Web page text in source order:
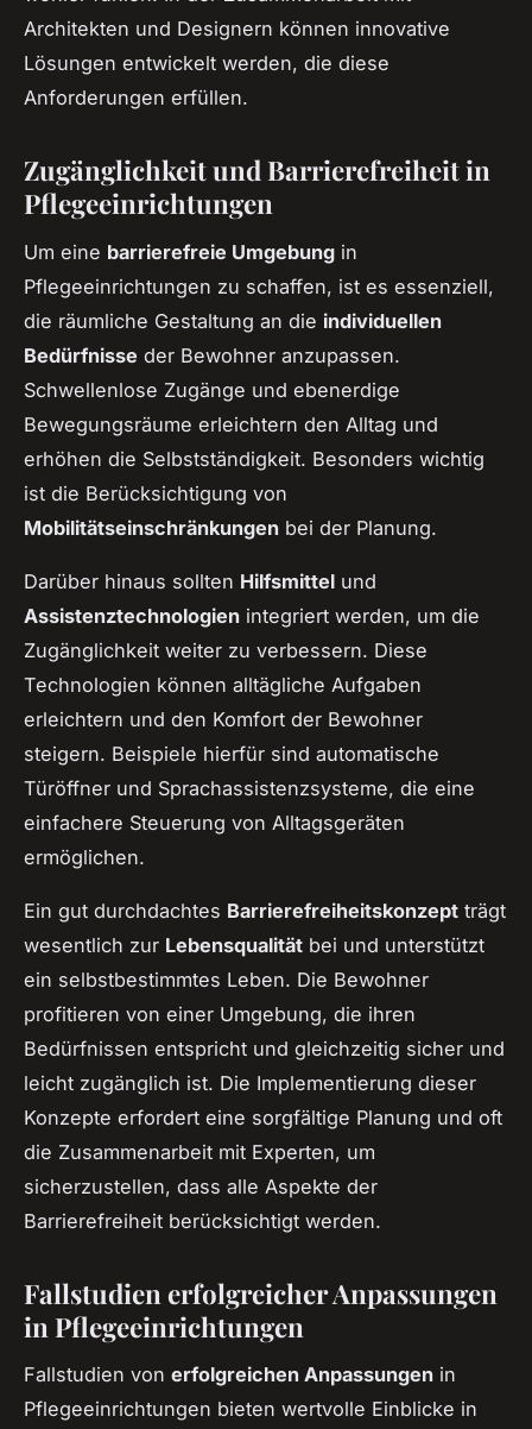
Architekten und Designern können innovative
Lösungen entwickelt werden, die diese
Anforderungen erfüllen.
Zugänglichkeit und Barrierefreiheit in
Pflegeeinrichtungen
Um eine barrierefreie Umgebung in
Pflegeeinrichtungen zu schaffen, ist es essenziell,
die räumliche Gestaltung an die individuellen
Bedürfnisse der Bewohner anzupassen.
Schwellenlose Zugänge und ebenerdige
Bewegungsräume erleichtern den Alltag und
erhöhen die Selbstständigkeit. Besonders wichtig
ist die Berücksichtigung von
Mobilitätseinschränkungen bei der Planung.
Darüber hinaus sollten Hilfsmittel und
Assistenztechnologien integriert werden, um die
Zugänglichkeit weiter zu verbessern. Diese
Technologien können alltägliche Aufgaben
erleichtern und den Komfort der Bewohner
steigern. Beispiele hierfür sind automatische
Türöffner und Sprachassistenzsysteme, die eine
einfachere Steuerung von Alltagsgeräten
ermöglichen.
Ein gut durchdachtes Barrierefreiheitskonzept trägt
wesentlich zur Lebensqualität bei und unterstützt
ein selbstbestimmtes Leben. Die Bewohner
profitieren von einer Umgebung, die ihren
Bedürfnissen entspricht und gleichzeitig sicher und
leicht zugänglich ist. Die Implementierung dieser
Konzepte erfordert eine sorgfältige Planung und oft
die Zusammenarbeit mit Experten, um
sicherzustellen, dass alle Aspekte der
Barrierefreiheit berücksichtigt werden.
Fallstudien erfolgreicher Anpassungen
in Pflegeeinrichtungen
Fallstudien von erfolgreichen Anpassungen in
Pflegeeinrichtungen bieten wertvolle Einblicke in